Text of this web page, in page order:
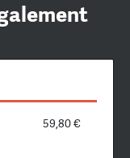
59,80 €